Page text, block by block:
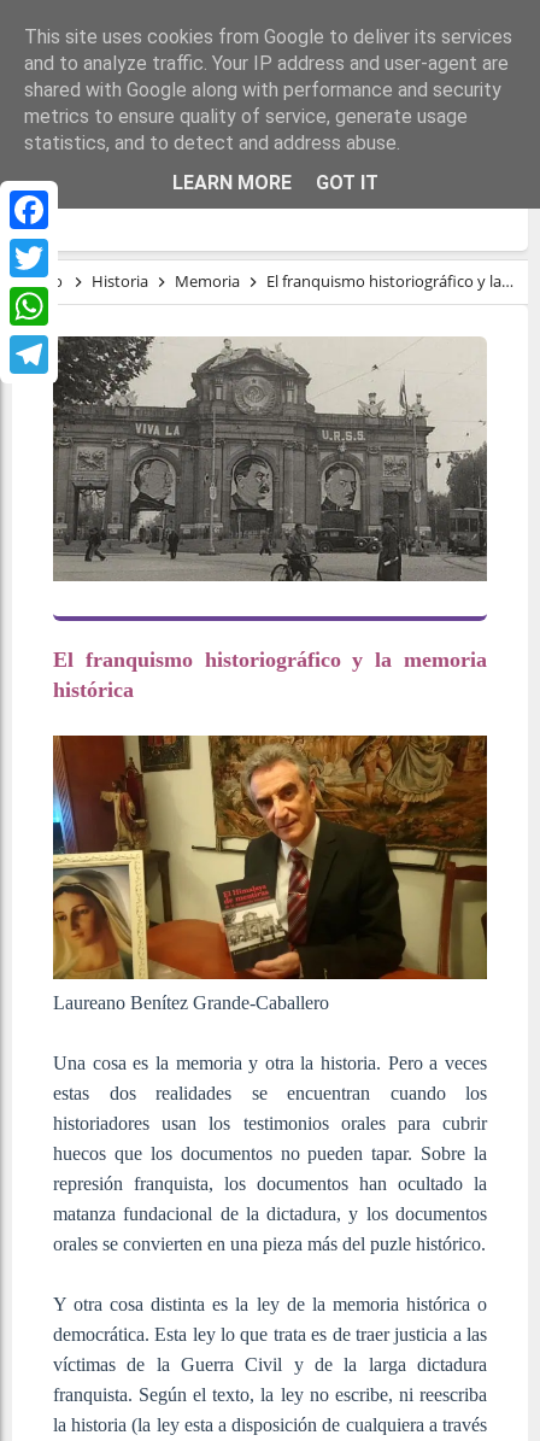
Facebook
Twitter
WhatsApp
Telegram
EL FRANQUISMO HISTORIOGRÁFICO Y LA
MEMORIA HISTÓRICA
Inicio Historia Memoria El franquismo historiográfico y la memoria histórica
El franquismo historiográfico y la memoria
histórica
Laureano Benítez Grande-Caballero
Una cosa es la memoria y otra la historia. Pero a veces
estas dos realidades se encuentran cuando los
historiadores usan los testimonios orales para cubrir
huecos que los documentos no pueden tapar. Sobre la
represión franquista, los documentos han ocultado la
matanza fundacional de la dictadura, y los documentos
orales se convierten en una pieza más del puzle histórico.
Y otra cosa distinta es la ley de la memoria histórica o
democrática. Esta ley lo que trata es de traer justicia a las
víctimas de la Guerra Civil y de la larga dictadura
franquista. Según el texto, la ley no escribe, ni reescriba
la historia (la ley esta a disposición de cualquiera a través
This site uses cookies from Google to deliver its services
and to analyze traffic. Your IP address and user-agent are
shared with Google along with performance and security
metrics to ensure quality of service, generate usage
statistics, and to detect and address abuse.
LEARN MORE
GOT IT